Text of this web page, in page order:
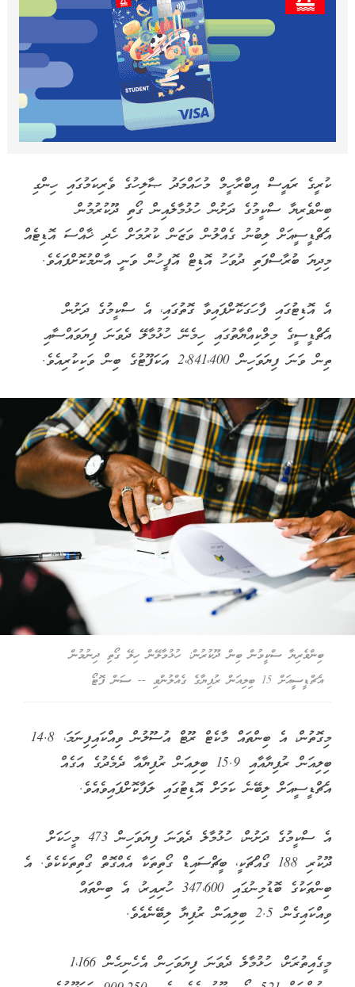
ކުރީގެ ރައީސް އިބްރާހީމް މުހައްމަދު ޞާލިހުގެ ވެރިކަމުގައި ހިންގި
ބިންވެރިޔާ ސްކީމުގެ ދަށުން ހުޅުމާލެއިން ގޯތި ދޫކުރުމުން
އެޗްޑީސީއަށް ލިބުނު ގެއްލުން ވަޒަން ކުރުމަށް ހެދި ޚާއްސަ އޮޑިޓެއް
މިދިޔަ ބުރާސްފަތި ދުވަހު އޮޑިޓް އޮފީހުން ވަނީ އާންމުކޮށްފައެވެ.
އެ އޮޑިޓުގައި ފާހަގަކޮށްފައިވާ ގޮތުގައި، އެ ސްކީމުގެ ދަށުން
އެޗްޑީސީގެ މިލްކިއްޔާތުގައި ހިމެނޭ ހުޅުމާލޭ ދެވަނަ ފިޔަވައްސާއި
ތިން ވަނަ ފިޔަވަހިން 2،841،400 އަކަފޫޓުގެ ބިން ވަކިކުރިއެވެ.
ބިންވެރިޔާ ސްކީމުން ބިން ދޫކުރުން: ހުޅުމާލޭން ހިލޭ ގޯތި ދިނުމުން
އެޗްޑީސީއަށް 15 ބިލިއަން ރުފިޔާގެ ގެއްލުންވި -- ސަން ފޮޓޯ
މިގޮތުން، އެ ބިންތައް މާކެޓް ރޫޓް އުސޫލުން ވިއްކައިފިނަމަ، 14.8
ބިލިއަން ރުފިޔާއާއި 15.9 ބިލިއަން ރުފިޔާއާ ދެމެދުގެ އަގެއް
އެޗްޑީސީއަށް ލިބޭނެ ކަމަށް އޮޑިޓުގައި ލަފާކޮށްފައިވެއެވެ.
އެ ސްކީމުގެ ދަށުން، ހުޅުމާލެ ދެވަނަ ފިޔަވަހިން 473 މީހަކަށް
ދޫކުރި 188 ގޯއްޗަކީ، ބީޗްސައިޑް ގޯތިތަކާ އެއްގޮތް ގޯތިތަކެކެވެ. އެ
ބިންތަކުގެ ބޮޑުމިނުގައި 347،600 ހުރިއިރު، އެ ބިންތައް
ވިއްކައިގެން 2.5 ބިލިއަން ރުފިޔާ ލިބޭނެއެވެ.
މީގެއިތުރަށް، ހުޅުމާލެ ދެވަނަ ފިޔަވަހިން އެހެނިހެން 1،166